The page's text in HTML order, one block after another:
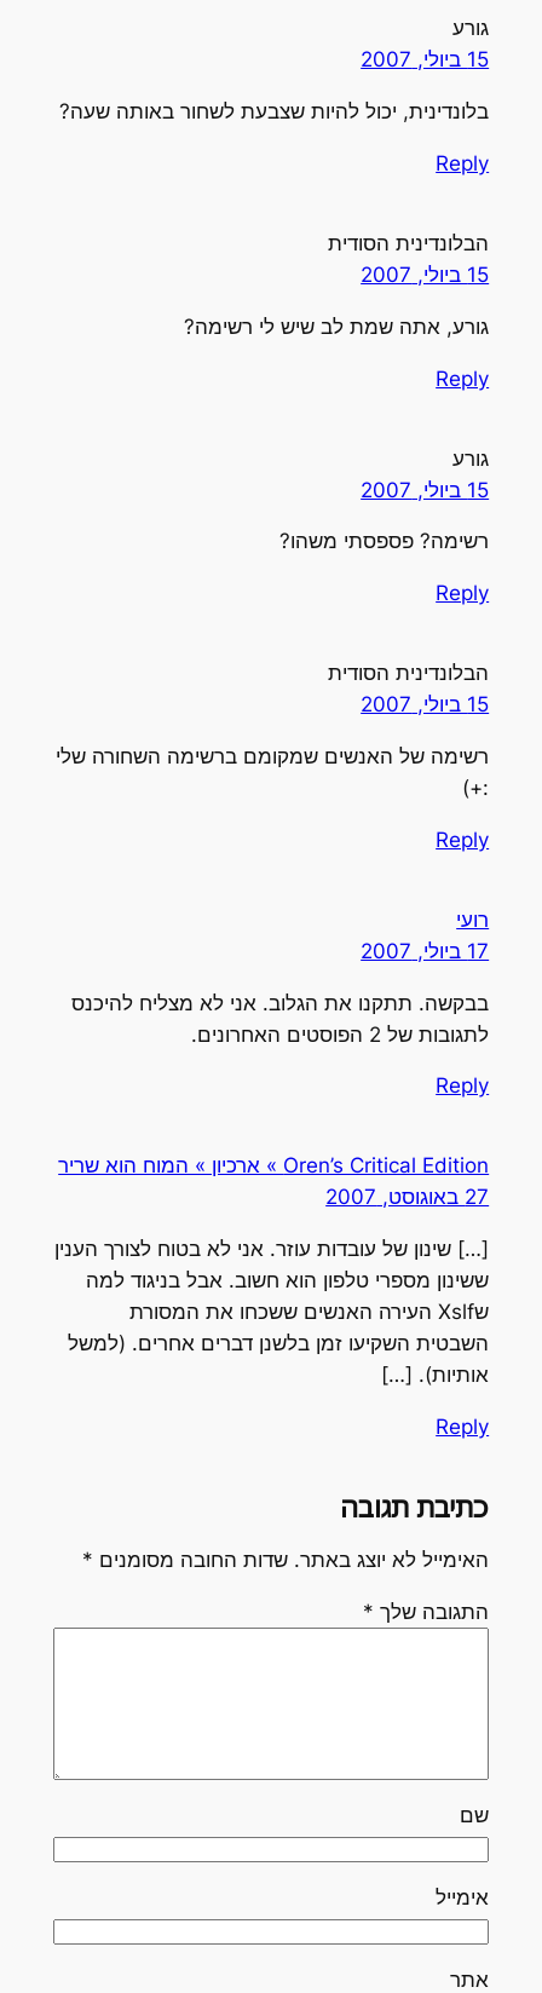
גורע
15 ביולי, 2007
בלונדינית, יכול להיות שצבעת לשחור באותה שעה?
Reply
הבלונדינית הסודית
15 ביולי, 2007
גורע, אתה שמת לב שיש לי רשימה?
Reply
גורע
15 ביולי, 2007
רשימה? פספסתי משהו?
Reply
הבלונדינית הסודית
15 ביולי, 2007
רשימה של האנשים שמקומם ברשימה השחורה שלי
:+)
Reply
רועי
17 ביולי, 2007
בבקשה. תתקנו את הגלוב. אני לא מצליח להיכנס
לתגובות של 2 הפוסטים האחרונים.
Reply
Oren’s Critical Edition » ארכיון » המוח הוא שריר
27 באוגוסט, 2007
[…] שינון של עובדות עוזר. אני לא בטוח לצורך הענין
ששינון מספרי טלפון הוא חשוב. אבל בניגוד למה
שXslf העירה האנשים ששכחו את המסורת
השבטית השקיעו זמן בלשנן דברים אחרים. (למשל
אותיות). […]
Reply
כתיבת תגובה
האימייל לא יוצג באתר. שדות החובה מסומנים *
התגובה שלך *
שם
אימייל
אתר